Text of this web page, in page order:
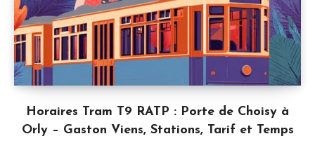
Horaires Tram T9 RATP : Porte de Choisy à
Orly – Gaston Viens, Stations, Tarif et Temps